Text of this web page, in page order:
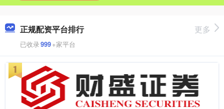
正规配资平台排行
已收录999+家平台
更多